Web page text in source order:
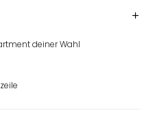
deiner Wahl